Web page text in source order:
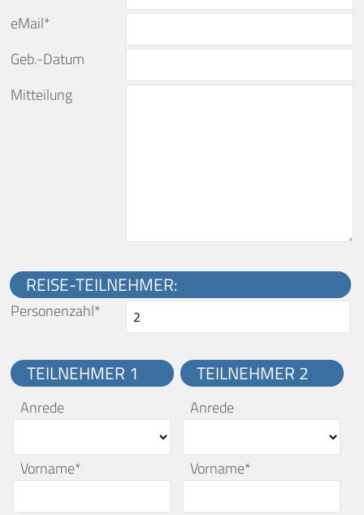
eMail*
Geb.-Datum
Mitteilung
REISE-TEILNEHMER:
Personenzahl*
TEILNEHMER 1
Anrede
Vorname*
TEILNEHMER 2
Anrede
Vorname*